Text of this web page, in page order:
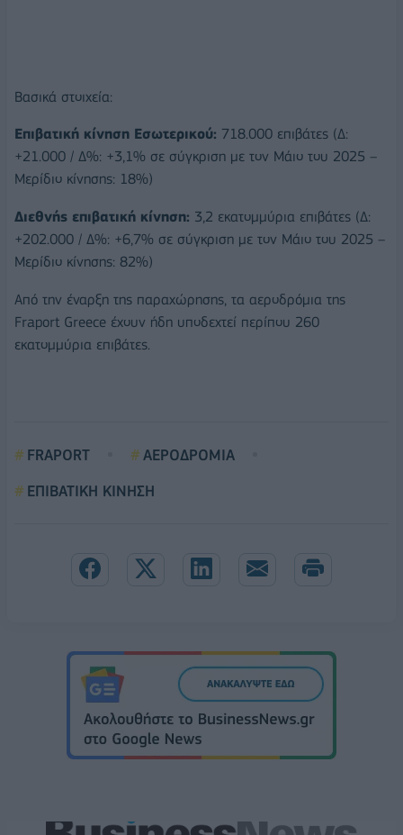
Βασικά στοιχεία:
Επιβατική κίνηση Εσωτερικού: 718.000 επιβάτες (Δ:
+21.000 / Δ%: +3,1% σε σύγκριση με τον Μάιο του 2025 –
Μερίδιο κίνησης: 18%)
Διεθνής επιβατική κίνηση: 3,2 εκατομμύρια επιβάτες (Δ:
+202.000 / Δ%: +6,7% σε σύγκριση με τον Μάιο του 2025 –
Μερίδιο κίνησης: 82%)
Από την έναρξη της παραχώρησης, τα αεροδρόμια της
Fraport Greece έχουν ήδη υποδεχτεί περίπου 260
εκατομμύρια επιβάτες.
FRAPORT
ΑΕΡΟΔΡΟΜΙΑ
ΕΠΙΒΑΤΙΚΗ ΚΙΝΗΣΗ